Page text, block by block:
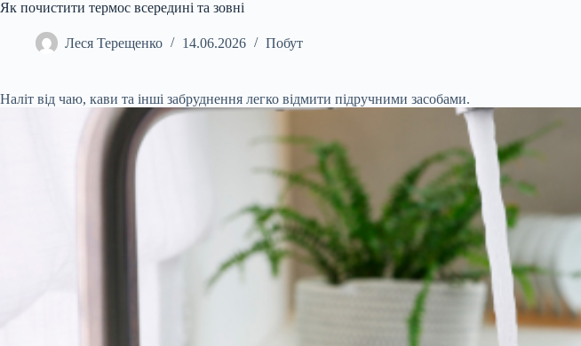
Як почистити термос всередині та зовні
Леся Терещенко 14.06.2026 Побут
Наліт від чаю, кави та інші забруднення легко відмити підручними засобами.